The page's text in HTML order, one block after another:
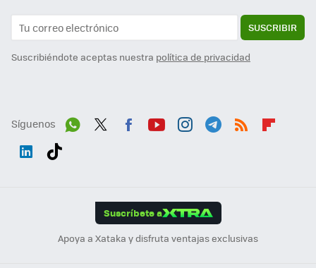
SUSCRIBIR
Suscribiéndote aceptas nuestra política de privacidad
Síguenos
Suscríbete a
Apoya a Xataka y disfruta ventajas exclusivas